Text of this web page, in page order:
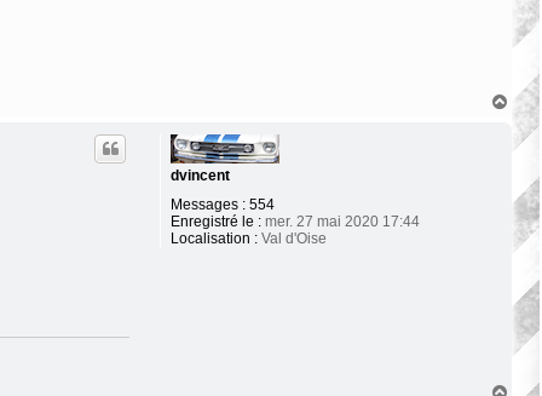
H
a
dvincent
Messages : 554
Enregistré le :mer. 27 mai 2020 17:44
Localisation :Val d'Oise